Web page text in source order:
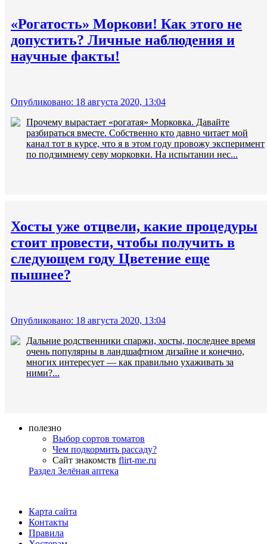
«Рогатость» Моркови! Как этого не
допустить? Личные наблюдения и
научные факты!
Опубликовано: 18 августа 2020, 13:04
Прочему вырастает «рогатая» Морковка. Давайте
разбираться вместе. Собственно кто давно читает мой
канал тот в курсе, что я в этом году провожу эксперимент
по подзимнему севу морковки. На испытании нес...
Хосты уже отцвели, какие процедуры
стоит провести, чтобы получить в
следующем году Цветение еще
пышнее?
Опубликовано: 18 августа 2020, 13:04
Дальние родственники спаржи, хосты, последнее время
очень популярны в ландшафтном дизайне и конечно,
многих интересует — как правильно ухаживать за
ними?...
полезно
Выбор сортов томатов
Чем подкормить рассаду?
Сайт знакомств flirt-me.ru
Раздел Зелёная аптека
Карта сайта
Контакты
Правила